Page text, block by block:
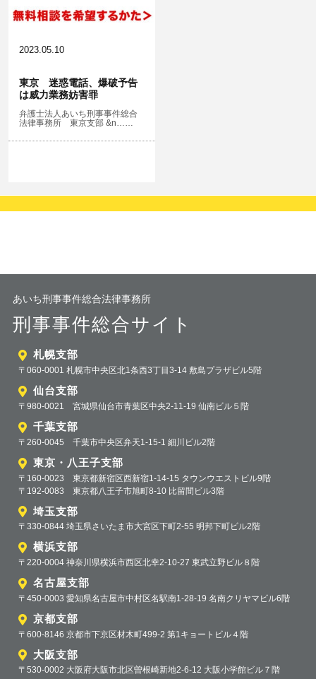
2023.05.10
東京 迷惑電話、爆破予告
は威力業務妨害罪
弁護士法人あいち刑事事件総合
法律事務所 東京支部 &n……
あいち刑事事件総合法律事務所
刑事事件総合サイト
札幌支部
〒060-0001 札幌市中央区北1条西3丁目3-14 敷島プラザビル5階
仙台支部
〒980-0021 宮城県仙台市青葉区中央2-11-19 仙南ビル５階
千葉支部
〒260-0045 千葉市中央区弁天1-15-1 細川ビル2階
東京・八王子支部
〒160-0023 東京都新宿区西新宿1-14-15 タウンウエストビル9階
〒192-0083 東京都八王子市旭町8-10 比留間ビル3階
埼玉支部
〒330-0844 埼玉県さいたま市大宮区下町2-55 明邦下町ビル2階
横浜支部
〒220-0004 神奈川県横浜市西区北幸2-10-27 東武立野ビル８階
名古屋支部
〒450-0003 愛知県名古屋市中村区名駅南1-28-19 名南クリヤマビル6階
京都支部
〒600-8146 京都市下京区材木町499-2 第1キョートビル４階
大阪支部
〒530-0002 大阪府大阪市北区曽根崎新地2-6-12 大阪小学館ビル７階